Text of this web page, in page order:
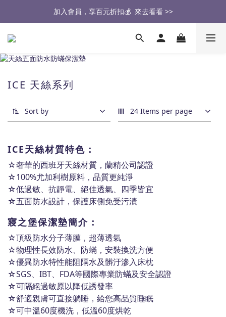
醫生也推薦的專業保潔墊，來去看看 >>
加入會員，享百元折扣💰  來去看看 >>
🔥2026大家最愛的商品🔥   來去看看 >>
醫生也推薦的專業保潔墊，來去看看 >>
ICE 天絲系列
Sort by 24 Items per page
ICE天絲材質特色：
☆奢華的西班牙天絲材質， 蘭精公司認證
☆100%尤加利樹原料， 品質更純淨
☆低過敏、抗靜電、絕佳透氣、四季皆宜
☆五面防水設計，保護床側免受污漬
寢之堡保潔墊簡介：
☆頂級防水分子薄膜，超薄透氣
☆物理性長效防水、防蟎，安裝換洗方便
☆優異防水特性能阻隔水及髒汙滲入床枕
☆SGS、IBT、FDA等國際專業防蟎及安全認證
☆可隔絕過敏原以降低誘發率
☆舒適親膚可直接躺睡，給您高品質睡眠
☆可中溫60度機洗，低溫60度烘乾